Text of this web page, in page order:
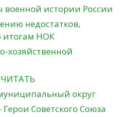
истории России
недостатков,
итогам НОК
хозяйственной
округ
Советского Союза